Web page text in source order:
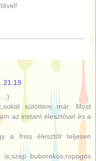
21:19
sütöttem már. Most
az instant élesztővel és a
a friss élesztőt teljesen
buborékos,ropogós